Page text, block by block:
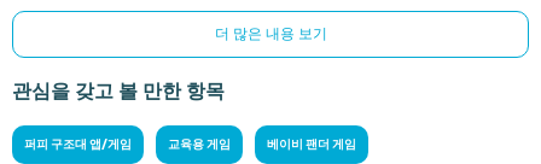
더 많은 내용 보기
관심을 갖고 볼 만한 항목
퍼피 구조대 앱/게임 교육용 게임 베이비 팬더 게임